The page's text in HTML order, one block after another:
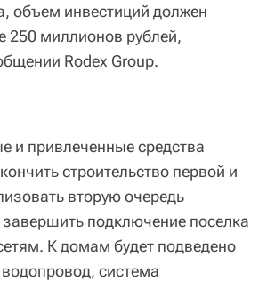
объем инвестиций должен
250 миллионов рублей,
Rodex Group.
и привлеченные средства
строительство первой и
вторую очередь
подключение поселка
К домам будет подведено
система